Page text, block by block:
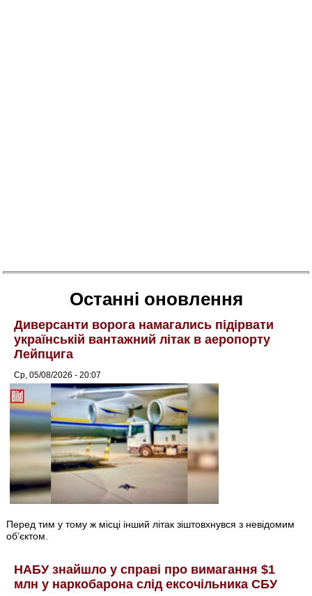
Останні оновлення
Диверсанти ворога намагались підірвати
українській вантажний літак в аеропорту
Лейпцига
Ср, 05/08/2026 - 20:07
Перед тим у тому ж місці інший літак зіштовхнувся з невідомим
об’єктом.
НАБУ знайшло у справі про вимагання $1
млн у наркобарона слід ексочільника СБУ